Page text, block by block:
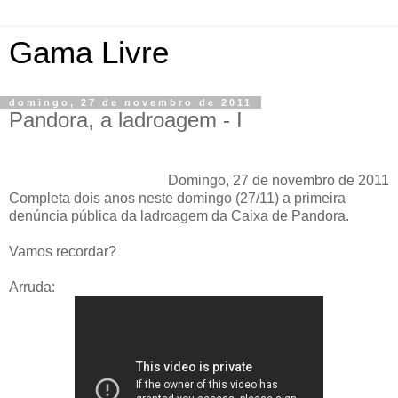
Gama Livre
domingo, 27 de novembro de 2011
Pandora, a ladroagem - I
Domingo, 27 de novembro de 2011
Completa dois anos neste domingo (27/11) a primeira
denúncia pública da ladroagem da Caixa de Pandora.
Vamos recordar?
Arruda: